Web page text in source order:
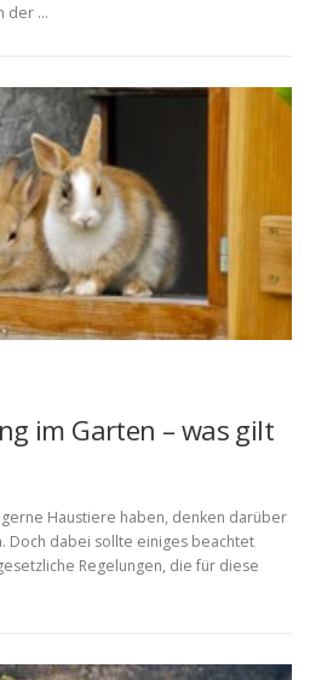
der …
im Garten – was gilt
Haustiere haben, denken darüber
Doch dabei sollte einiges beachtet
Regelungen, die für diese